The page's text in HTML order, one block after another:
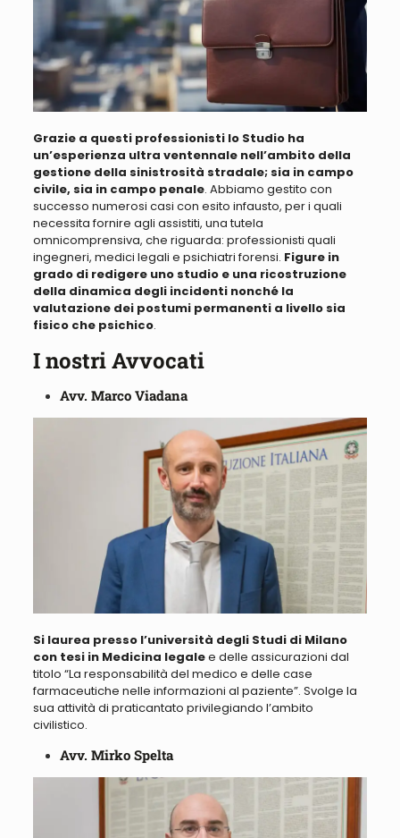
Grazie a questi professionisti lo Studio ha
un’esperienza ultra ventennale nell’ambito della
gestione della sinistrosità stradale; sia in campo
civile, sia in campo penale. Abbiamo gestito con
successo numerosi casi con esito infausto, per i quali
necessita fornire agli assistiti, una tutela
omnicomprensiva, che riguarda: professionisti quali
ingegneri, medici legali e psichiatri forensi. Figure in
grado di redigere uno studio e una ricostruzione
della dinamica degli incidenti nonché la
valutazione dei postumi permanenti a livello sia
fisico che psichico.
I nostri Avvocati
Avv. Marco Viadana
Si laurea presso l’università degli Studi di Milano
con tesi in Medicina legalee delle assicurazioni dal
titolo “La responsabilità del medico e delle case
farmaceutiche nelle informazioni al paziente”. Svolge la
sua attività di praticantato privilegiando l’ambito
civilistico.
Avv. Mirko Spelta